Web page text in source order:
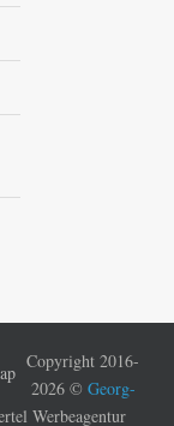
Copyright 2016-
2026 © Georg-
Werbeagentur